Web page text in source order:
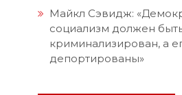
Майкл Сэвидж:
социализм должен
криминализирован, а
депортированы»